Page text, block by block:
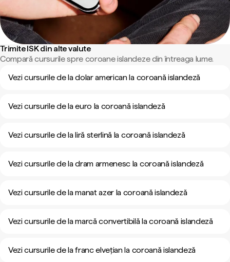
Trimite ISK din alte valute
Compară cursurile spre coroane islandeze din întreaga lume.
Vezi cursurile de la dolar american la coroană islandeză
Vezi cursurile de la euro la coroană islandeză
Vezi cursurile de la liră sterlină la coroană islandeză
Vezi cursurile de la dram armenesc la coroană islandeză
Vezi cursurile de la manat azer la coroană islandeză
Vezi cursurile de la marcă convertibilă la coroană islandeză
Vezi cursurile de la franc elvețian la coroană islandeză